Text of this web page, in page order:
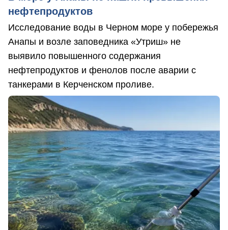
нефтепродуктов
Исследование воды в Черном море у побережья
Анапы и возле заповедника «Утриш» не
выявило повышенного содержания
нефтепродуктов и фенолов после аварии с
танкерами в Керченском проливе.